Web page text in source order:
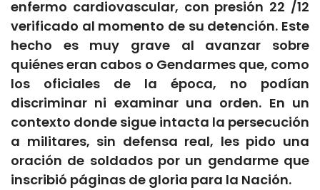
enfermo cardiovascular, con presión 22 /12
verificado al momento de su detención. Este
hecho es muy grave al avanzar sobre
quiénes eran cabos o Gendarmes que, como
los oficiales de la época, no podían
discriminar ni examinar una orden. En un
contexto donde sigue intacta la persecución
a militares, sin defensa real, les pido una
oración de soldados por un gendarme que
inscribió páginas de gloria para la Nación.